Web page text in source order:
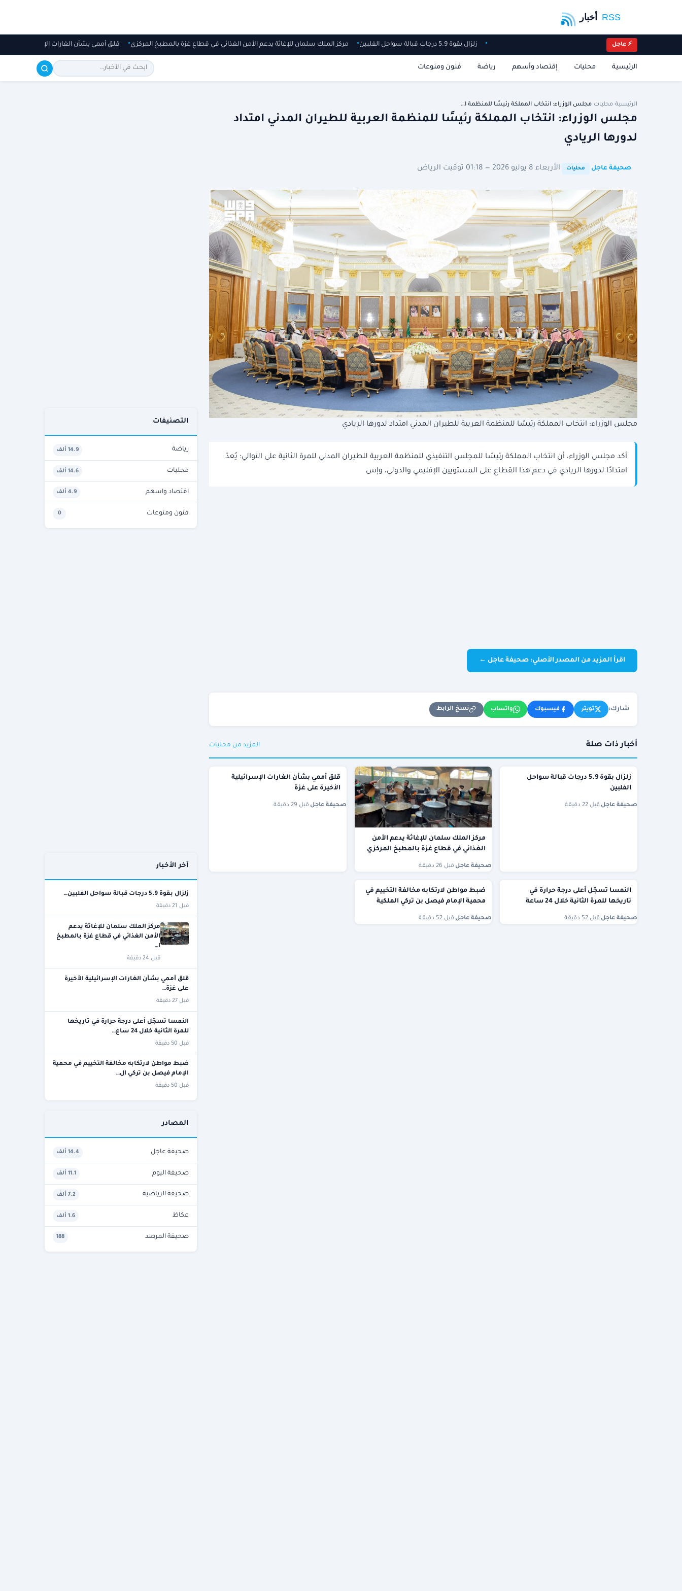
⚡ عاجل زلزال بقوة 5.9 درجات قبالة سواحل الفلبين مركز الملك سلمان للإغاثة يدعم الأمن الغذائي في قطاع غزة بالمطبخ المركزي قلق أممي بشأن الغارات الإسرائيلية
الرئيسية محليات إقتصاد وأسهم رياضة فنون ومنوعات
الرئيسية محليات مجلس الوزراء: انتخاب المملكة رئيسًا للمنظمة ا…
مجلس الوزراء: انتخاب المملكة رئيسًا للمنظمة العربية للطيران المدني امتداد
لدورها الريادي
صحيفة عاجل محليات الأربعاء 8 يوليو 2026 — 01:18 توقيت الرياض
مجلس الوزراء: انتخاب المملكة رئيسًا للمنظمة العربية للطيران المدني امتداد لدورها الريادي
أكد مجلس الوزراء، أن انتخاب المملكة رئيسًا للمجلس التنفيذي للمنظمة العربية للطيران المدني للمرة الثانية على التوالي؛ يُعدّ
امتدادًا لدورها الريادي في دعم هذا القطاع على المستويين الإقليمي والدولي، وإس
اقرأ المزيد من المصدر الأصلي: صحيفة عاجل ←
شارك: تويتر فيسبوك واتساب نسخ الرابط
أخبار ذات صلة المزيد من محليات
زلزال بقوة 5.9 درجات قبالة سواحل
الفلبين
صحيفة عاجل قبل 22 دقيقة
مركز الملك سلمان للإغاثة يدعم الأمن
الغذائي في قطاع غزة بالمطبخ المركزي
صحيفة عاجل قبل 26 دقيقة
قلق أممي بشأن الغارات الإسرائيلية
الأخيرة على غزة
صحيفة عاجل قبل 29 دقيقة
النمسا تسجّل أعلى درجة حرارة في
تاريخها للمرة الثانية خلال 24 ساعة
صحيفة عاجل قبل 52 دقيقة
ضبط مواطن لارتكابه مخالفة التخييم في
محمية الإمام فيصل بن تركي الملكية
صحيفة عاجل قبل 52 دقيقة
التصنيفات
رياضة 14.9 ألف
محليات 14.6 ألف
اقتصاد واسهم 4.9 ألف
فنون ومنوعات 0
آخر الأخبار
زلزال بقوة 5.9 درجات قبالة سواحل الفلبين…
قبل 21 دقيقة
مركز الملك سلمان للإغاثة يدعم
الأمن الغذائي في قطاع غزة بالمطبخ
ا…
قبل 24 دقيقة
قلق أممي بشأن الغارات الإسرائيلية الأخيرة
على غزة…
قبل 27 دقيقة
النمسا تسجّل أعلى درجة حرارة في تاريخها
للمرة الثانية خلال 24 ساع…
قبل 50 دقيقة
ضبط مواطن لارتكابه مخالفة التخييم في محمية
الإمام فيصل بن تركي ال…
قبل 50 دقيقة
المصادر
صحيفة عاجل 14.4 ألف
صحيفة اليوم 11.1 ألف
صحيفة الرياضية 7.2 ألف
عكاظ 1.6 ألف
صحيفة المرصد 188